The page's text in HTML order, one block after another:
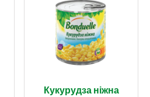
Кукурудза ніжна